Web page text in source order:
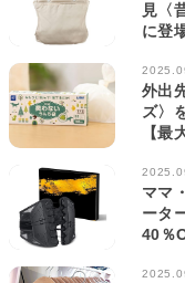
見〈
に登
外出
ズ〉
【最
ママ
ータ
40％